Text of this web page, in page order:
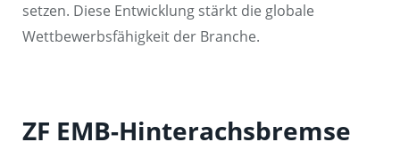
setzen. Diese Entwicklung stärkt die globale
Wettbewerbsfähigkeit der Branche.
ZF EMB-Hinterachsbremse